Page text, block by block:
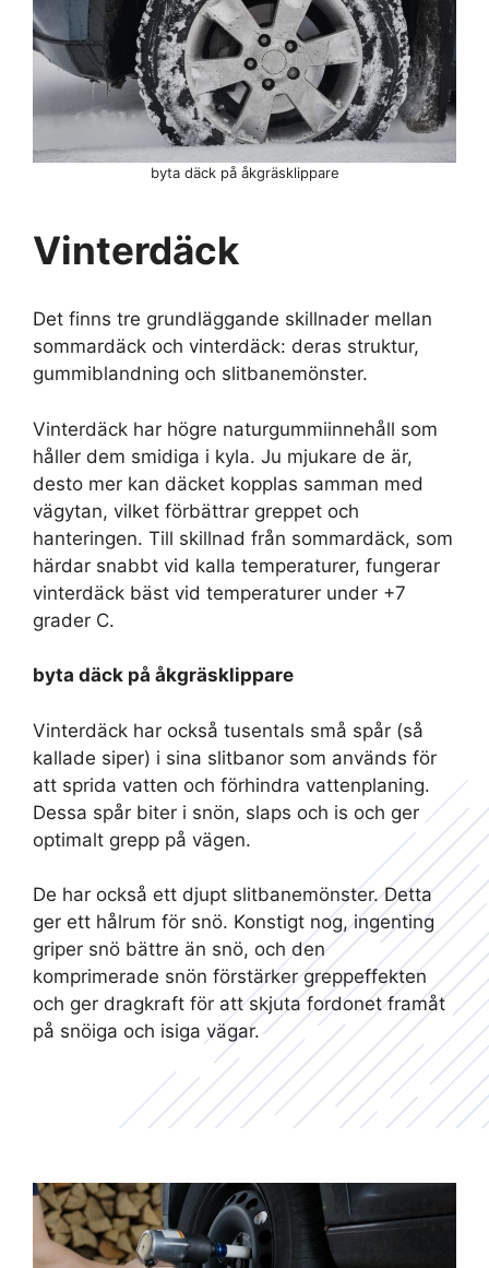
Vinterdäck
Det finns tre grundläggande skillnader mellan
sommardäck och vinterdäck: deras struktur,
gummiblandning och slitbanemönster.
Vinterdäck har högre naturgummiinnehåll som
håller dem smidiga i kyla. Ju mjukare de är,
desto mer kan däcket kopplas samman med
vägytan, vilket förbättrar greppet och
hanteringen. Till skillnad från sommardäck, som
härdar snabbt vid kalla temperaturer, fungerar
vinterdäck bäst vid temperaturer under +7
grader C.
byta däck på åkgräsklippare
Vinterdäck har också tusentals små spår (så
kallade siper) i sina slitbanor som används för
att sprida vatten och förhindra vattenplaning.
Dessa spår biter i snön, slaps och is och ger
optimalt grepp på vägen.
De har också ett djupt slitbanemönster. Detta
ger ett hålrum för snö. Konstigt nog, ingenting
griper snö bättre än snö, och den
komprimerade snön förstärker greppeffekten
och ger dragkraft för att skjuta fordonet framåt
på snöiga och isiga vägar.
byta däck på åkgräsklippare